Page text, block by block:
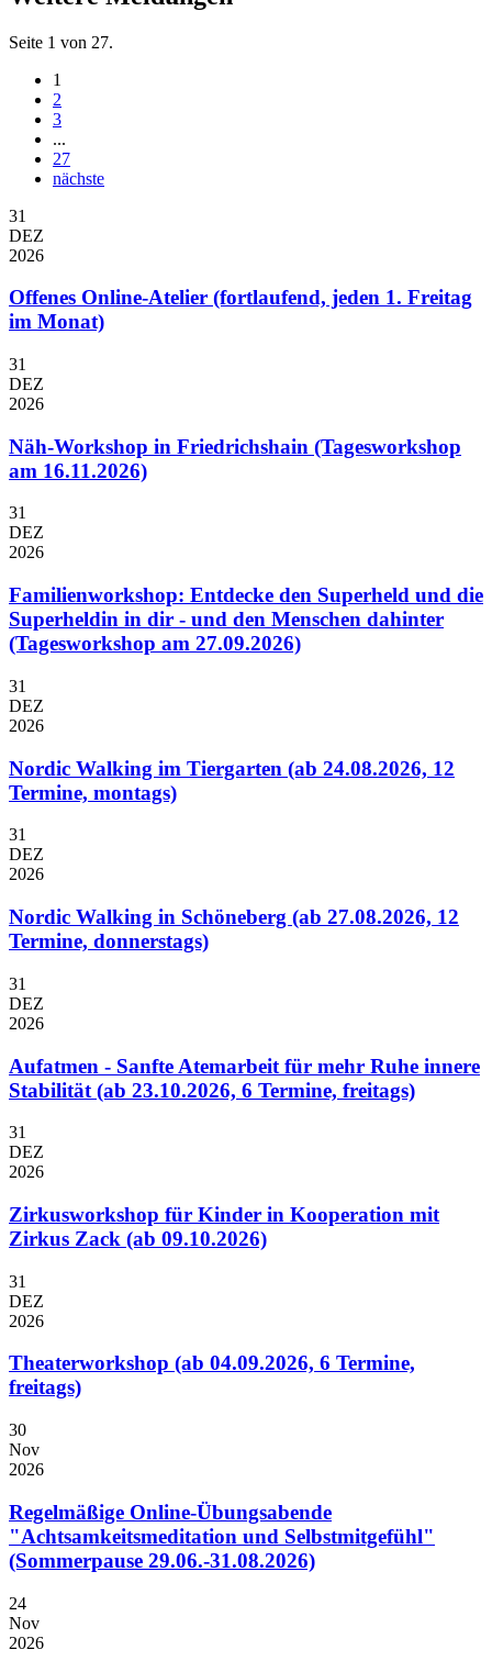
Seite 1 von 27.
1
2
3
...
27
nächste
31
DEZ
2026
Offenes Online-Atelier (fortlaufend, jeden 1. Freitag
im Monat)
31
DEZ
2026
Näh-Workshop in Friedrichshain (Tagesworkshop
am 16.11.2026)
31
DEZ
2026
Familienworkshop: Entdecke den Superheld und die
Superheldin in dir - und den Menschen dahinter
(Tagesworkshop am 27.09.2026)
31
DEZ
2026
Nordic Walking im Tiergarten (ab 24.08.2026, 12
Termine, montags)
31
DEZ
2026
Nordic Walking in Schöneberg (ab 27.08.2026, 12
Termine, donnerstags)
31
DEZ
2026
Aufatmen - Sanfte Atemarbeit für mehr Ruhe innere
Stabilität (ab 23.10.2026, 6 Termine, freitags)
31
DEZ
2026
Zirkusworkshop für Kinder in Kooperation mit
Zirkus Zack (ab 09.10.2026)
31
DEZ
2026
Theaterworkshop (ab 04.09.2026, 6 Termine,
freitags)
30
Nov
2026
Regelmäßige Online-Übungsabende
"Achtsamkeitsmeditation und Selbstmitgefühl"
(Sommerpause 29.06.-31.08.2026)
24
Nov
2026